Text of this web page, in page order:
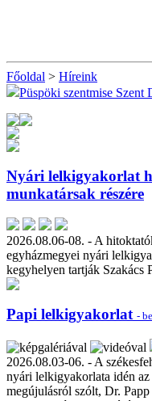
Főoldal > Híreink
Püspöki szentmise Szent
Nyári lelkigyakorlat
munkatársak részére
2026.08.06-08. - A
egyházmegyei nyári
kegyhelyen tartják Szakács
Papi lelkigyakorlat -
2026.08.03-06. - A
nyári lelkigyakorlata idén
megújulásról szólt, Dr.